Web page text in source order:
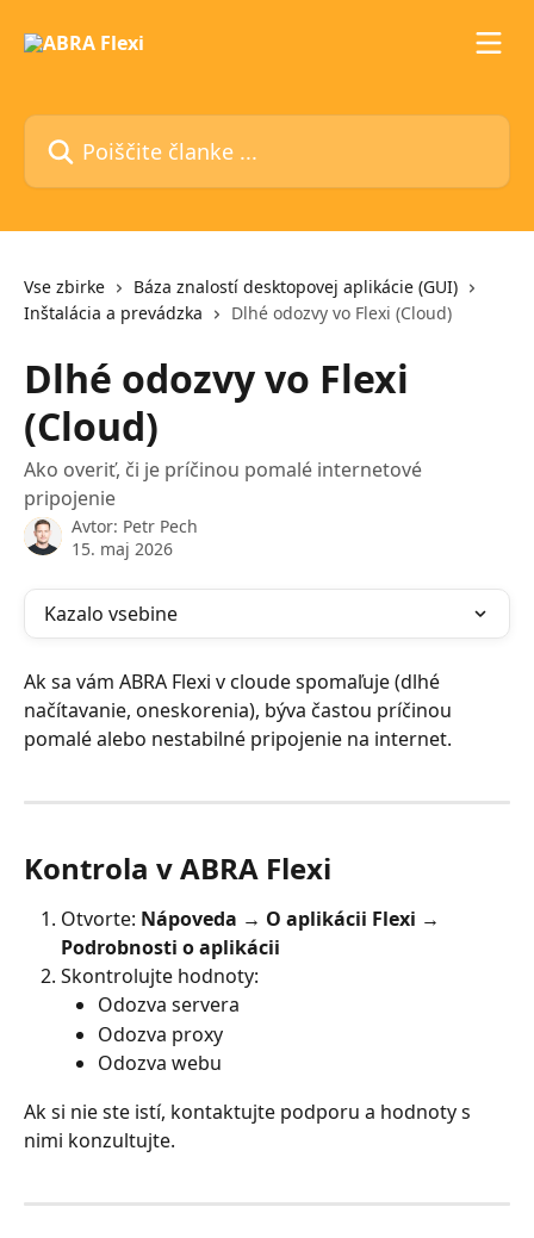
Poiščite članke ...
Vse zbirke
Báza znalostí desktopovej aplikácie (GUI)
Inštalácia a prevádzka
Dlhé odozvy vo Flexi (Cloud)
Dlhé odozvy vo Flexi
(Cloud)
Ako overiť, či je príčinou pomalé internetové
pripojenie
Avtor: Petr Pech
15. maj 2026
Kazalo vsebine
Ak sa vám ABRA Flexi v cloude spomaľuje (dlhé
načítavanie, oneskorenia), býva častou príčinou
pomalé alebo nestabilné pripojenie na internet.
Kontrola v ABRA Flexi
Otvorte: Nápoveda → O aplikácii Flexi →
Podrobnosti o aplikácii
Skontrolujte hodnoty:
Odozva servera
Odozva proxy
Odozva webu
Ak si nie ste istí, kontaktujte podporu a hodnoty s
nimi konzultujte.